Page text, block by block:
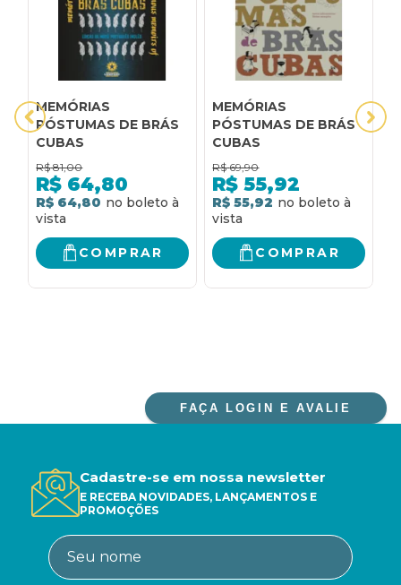
MEMÓRIAS
PÓSTUMAS DE BRÁS
CUBAS
R$ 81,00
R$ 64,80
R$ 64,80
COMPRAR
MEMÓRIAS
PÓSTUMAS DE BRÁS
CUBAS
R$ 69,90
R$ 55,92
R$ 55,92
COMPRAR
FAÇA LOGIN E AVALIE
Cadastre-se em nossa newsletter
E RECEBA NOVIDADES, LANÇAMENTOS E
PROMOÇÕES